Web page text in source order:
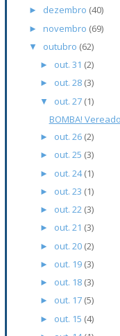
► dezembro (40)
► novembro (69)
▼ outubro (62)
► out. 31 (2)
► out. 28 (3)
▼ out. 27 (1)
BOMBA!
► out. 26 (2)
► out. 25 (3)
► out. 24(1)
► out. 23 (1)
► out. 22 (3)
► out. 21 (3)
► out. 20 (2)
► out. 19 (3)
► out. 18 (3)
► out. 17 (5)
► out. 15 (4)